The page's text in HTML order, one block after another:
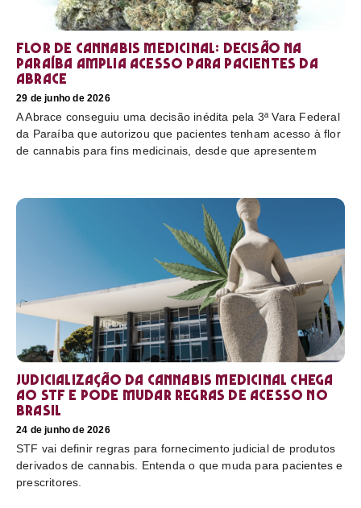
Flor de cannabis medicinal: decisão na
Paraíba amplia acesso para pacientes da
Abrace
29 de junho de 2026
A Abrace conseguiu uma decisão inédita pela 3ª Vara Federal
da Paraíba que autorizou que pacientes tenham acesso à flor
de cannabis para fins medicinais, desde que apresentem
Judicialização da cannabis medicinal chega
ao STF e pode mudar regras de acesso no
Brasil
24 de junho de 2026
STF vai definir regras para fornecimento judicial de produtos
derivados de cannabis. Entenda o que muda para pacientes e
prescritores.